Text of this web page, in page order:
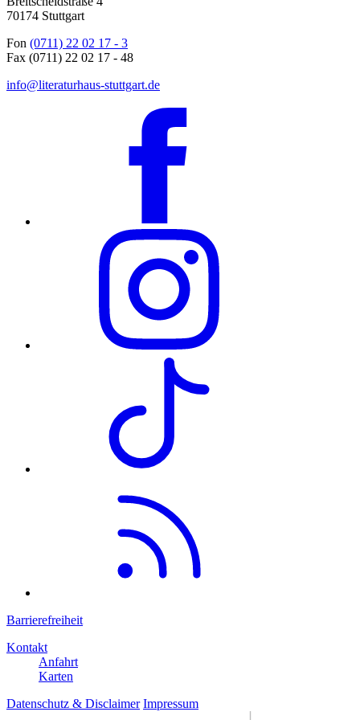
70174 Stuttgart
Fon (0711) 22 02 17 - 3
Fax (0711) 22 02 17 - 48
info@literaturhaus-stuttgart.de
Barrierefreiheit
Kontakt
Anfahrt
Karten
Datenschutz & Disclaimer Impressum